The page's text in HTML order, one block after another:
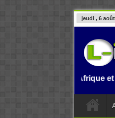
jeudi , 6 août
en Afrique et dans le